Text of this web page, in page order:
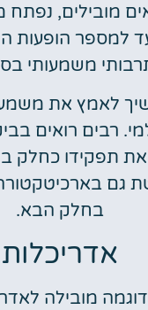
למספר הופעות
משמעותי
לאמץ את
רבים רואים
תפקידו כחלק
גם
בחלק הבא.
אדריכלות
מובילה